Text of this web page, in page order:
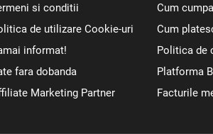
si conditii
de utilizare Cookie-uri
informat!
fara dobanda
Marketing Partner
Cum
Cum
Politica de
Platforma
Facturile